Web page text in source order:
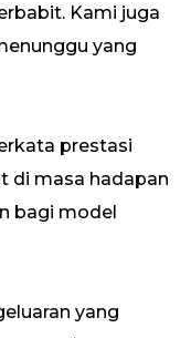
Kami juga
yang
prestasi
di masa hadapan
bagi model
yang